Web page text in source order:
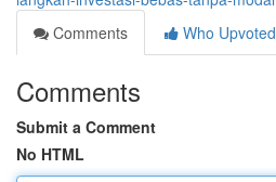
Comments
Who Upvoted
Comments
Submit a Comment
No HTML